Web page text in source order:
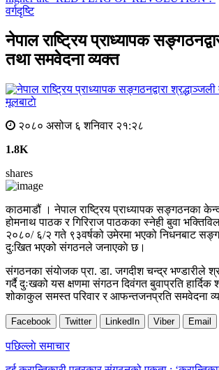
वर्गदृष्टि
नेपाल राष्ट्रिय प्राध्यापक
तथा समवेदना व्यक्त
मूलबाटाे
२०८० असोज ६ शनिवार २१:२८
1.8K
shares
काठमाडौं । नेपाल राष्ट्रिय प्राध्यापक सङ्गठनका
होमनाथ पाठक र गिरिराज पाठकका स्नेही बुवा
२०८०/ ६/२ गते ९३वर्षको उमेरमा भएको निधनबाट
दु:खित भएको संगठनले जनाएकाे छ।
संगठनका संयाेजक प्रा. डा. जगदीश चन्द्र भण्डारीले
गर्दै दुःखको यस क्षणमा संगठन दिवंगत बुवाप्रति हार्दिक
शोकाकुल समस्त परिवार र आफन्तजनप्रति समवेदना
Facebook Twitter LinkedIn Viber Email
Post
पछिल्लाे समाचार